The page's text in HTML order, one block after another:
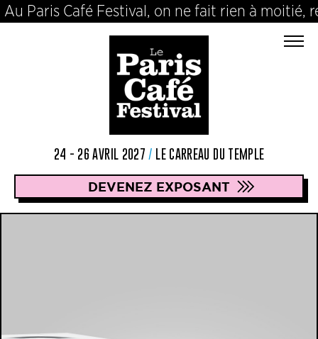
Festival, on ne fait rien à moitié,
24 - 26 AVRIL 2027 / LE CARREAU DU TEMPLE
DEVENEZ EXPOSANT